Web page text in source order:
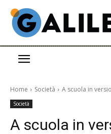
Home Società A scuola in
Società
A scuola in